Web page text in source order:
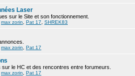
Laser
sur le Site et son fonctionnement.
max zorin Pat 17 SHREK83
max zorin Pat 17
le HC et des rencontres entre forumeurs.
max zorin
Pat 17